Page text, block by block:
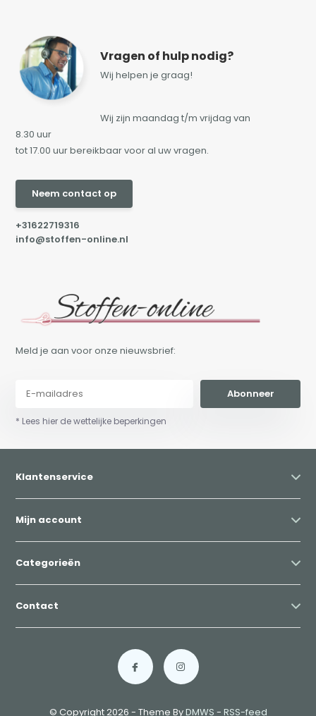
Vragen of hulp nodig?
Wij helpen je graag!
Wij zijn maandag t/m vrijdag van
8.30 uur
tot 17.00 uur bereikbaar voor al uw vragen.
Neem contact op
+31622719316
info@stoffen-online.nl
Meld je aan voor onze nieuwsbrief:
Abonneer
* Lees hier de wettelijke beperkingen
Klantenservice
Mijn account
Categorieën
Contact
© Copyright 2026 - Theme ByDMWS - RSS-feed